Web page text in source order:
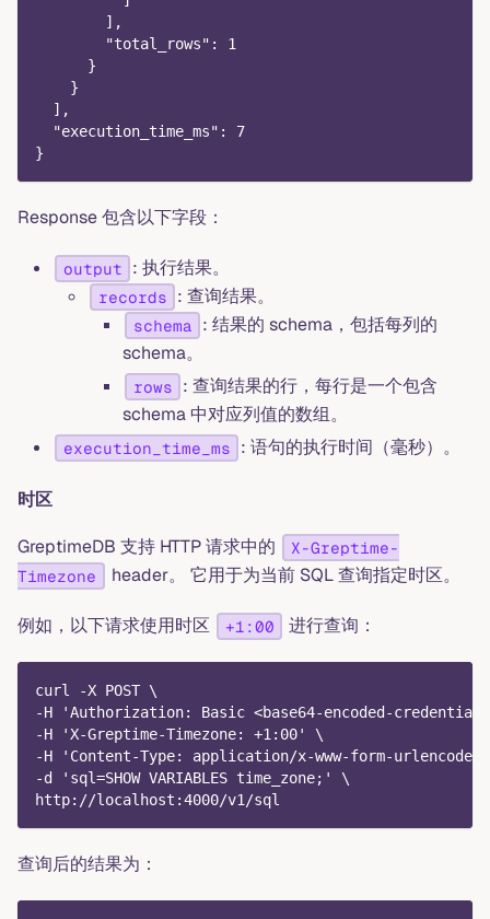
        ],
        "total_rows": 1
      }
    }
  ],
  "execution_time_ms": 7
}
Response 包含以下字段：
output : 执行结果。
records : 查询结果。
schema
: 结果的 schema，包括每列的
schema。
rows
: 查询结果的行，每行是一个包含
schema 中对应列值的数组。
execution_time_ms : 语句的执行时间（毫秒）。
时区
GreptimeDB 支持 HTTP 请求中的
X-Greptime-
Timezone
header。 它用于为当前 SQL 查询指定时区。
例如，以下请求使用时区 +1:00 进行查询：
curl -X POST \
-H 'Authorization: Basic <base64-encoded-
-H 'X-Greptime-Timezone: +1:00' \
-H 'Content-Type: application/x-www-form-
-d 'sql=SHOW VARIABLES time_zone;' \
http://localhost:4000/v1/sql
查询后的结果为：